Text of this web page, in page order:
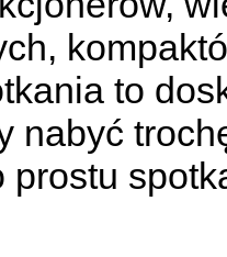
to
nabyć
prostu